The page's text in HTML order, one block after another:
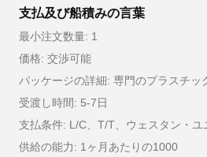
支払及び船積みの言葉
最小注文数量: 1
価格: 交渉可能
パッケージの詳細: 専門のプラスチッ
受渡し時間: 5-7日
支払条件: L/C、T/T、ウェスタン・
供給の能力: 1ヶ月あたりの1000